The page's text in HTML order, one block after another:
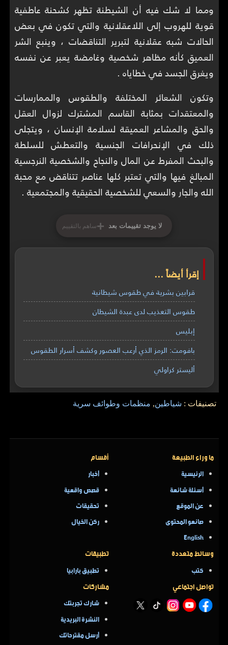
ومما لا شك فيه أن الشيطنة تظهر كشحنة عاطفية
قوية للهروب إلى اللاعقلانية والتي تكون في بعض
الحالات شبه عقلانية لتبرير التناقضات ، وينبع الشر
العميق كأنه مظاهر شخصية وغامضة يعبر عن نفسه
ويغرق الجسد في خطاياه .
وتكون الشعائر المختلفة والطقوس والممارسات
والمعتقدات بمثابة القاسم المشترك لزوال العقل
والحق والمشاعر العميقة لسلامة الإنسان ، ويتجلى
ذلك في الإنحرافات الجنسية والتعطش للسلطة
والبحث المفرط عن المال والنجاح والشخصية النرجسية
المبالغ فيها والتي تعتبر كلها عناصر تتناقض مع محبة
الله والجار والسعي للشخصية الحقيقية والمجتمعية .
لا يوجد تقييمات بعد +ساهم بالتقييم
إقرأ أيضاً ...
قرابين بشرية في طقوس شيطانية
طقوس التعذيب لدى عبدة الشيطان
إبليس
بافومت: الرمز الذي أرعب العصور وكشف أسرار الطقوس
أليستر كراولي
تصنيفات : شياطين, منظمات وطوائف سرية
ما وراء الطبيعة
الرئيسية
أسئلة شائعة
عن الموقع
صانعو المحتوى
English
أقسام
أخبار
قصص واقعية
تحقيقات
ركن الخيال
وسائط متعددة
كتب
تطبيقات
تطبيق بارابيا
تواصل اجتماعي مشاركات
شارك تجربتك
النشرة البريدية
أرسل مقترحاتك